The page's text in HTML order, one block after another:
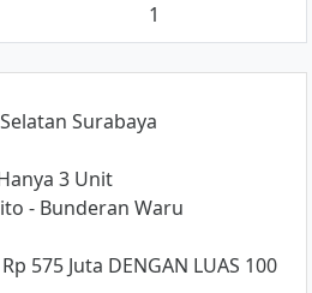
1
Surabaya
3 Unit
- Bunderan Waru
575 Juta DENGAN LUAS 100